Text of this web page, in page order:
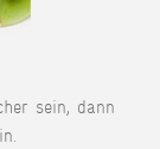
sein, dann